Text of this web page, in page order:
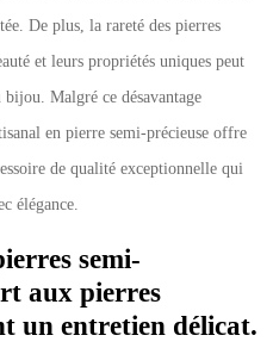
De plus, la rareté des pierres
et leurs propriétés uniques peut
Malgré ce désavantage
en pierre semi-précieuse offre
de qualité exceptionnelle qui
élégance.
semi-
aux pierres
un entretien délicat.